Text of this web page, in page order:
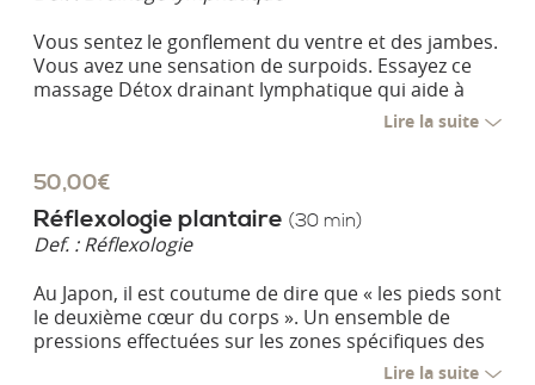
Vous sentez le gonflement du ventre et des jambes.
Vous avez une sensation de surpoids. Essayez ce
massage Détox drainant lymphatique qui aide à
éliminer des toxines et vous permet de retrouver la
PURITY de SHIGETA.
Lire la suite
50,00€
Réflexologie plantaire (30 min)
Def. :Réflexologie
Au Japon, il est coutume de dire que « les pieds sont
le deuxième cœur du corps ». Un ensemble de
pressions effectuées sur les zones spécifiques des
pieds et des jambes permet de soulager divers
Lire la suite